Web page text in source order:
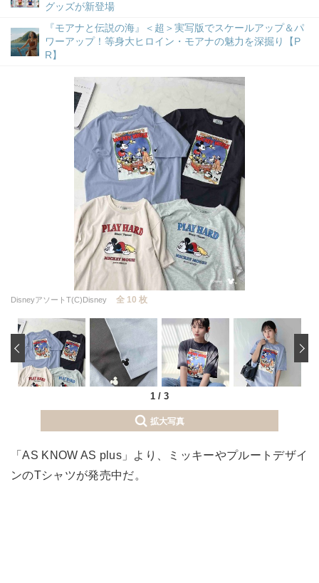
グッズが新登場
『モアナと伝説の海』＜超＞実写版でスケールアップ＆パ
ワーアップ！等身大ヒロイン・モアナの魅力を深掘り【P
R】
DisneyアソートT(C)Disney 全 10 枚
1 / 3
‹
拡大写真
「AS KNOW AS plus」より、ミッキーやプルートデザイ
ンのTシャツが発売中だ。